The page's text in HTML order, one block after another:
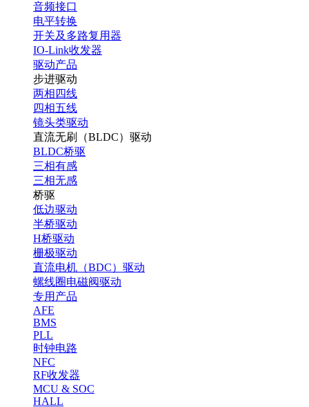
音频接口
电平转换
开关及多路复用器
IO-Link收发器
驱动产品
步进驱动
两相四线
四相五线
镜头类驱动
直流无刷（BLDC）驱动
BLDC桥驱
三相有感
三相无感
桥驱
低边驱动
半桥驱动
H桥驱动
栅极驱动
直流电机（BDC）驱动
螺线圈电磁阀驱动
专用产品
AFE
BMS
PLL
时钟电路
NFC
RF收发器
MCU & SOC
HALL